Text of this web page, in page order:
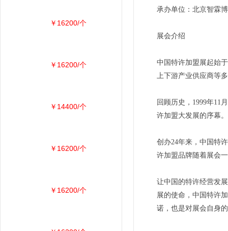
承办单位：北京智霖
展会介绍
中国特许加盟展起始
上下游产业供应商等
回顾历史，1999年11
许加盟大发展的序幕。
创办24年来，中国特
许加盟品牌随着展会
让中国的特许经营发
展的使命，中国特许
诺，也是对展会自身
￥16200/个
￥16200/个
￥14400/个
￥16200/个
￥16200/个